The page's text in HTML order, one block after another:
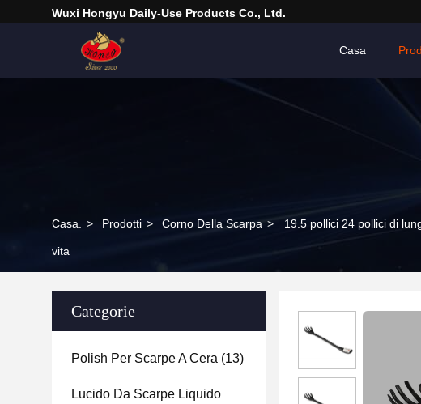
Wuxi Hongyu Daily-Use Products Co., Ltd.
Casa
Casa. > Prodotti > Corno Della Scarpa > 19.5 pollici 24 pollici di
vita
Categorie
Polish Per Scarpe A Cera (13)
Lucido Da Scarpe Liquido